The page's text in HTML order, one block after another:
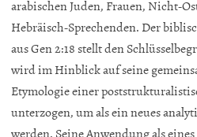
arabischen Juden, Frauen, Nicht-
Hebräisch-Sprechenden. Der
aus Gen 2:18 stellt den
wird im Hinblick auf seine
Etymologie einer
unterzogen, um als ein neues
werden. Seine Anwendung als